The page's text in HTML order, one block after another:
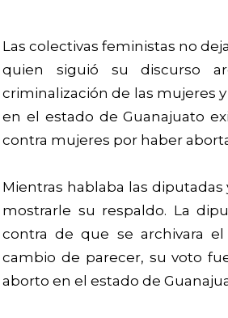
Las colectivas feministas no
quien siguió su discurso
criminalización de las mujeres
en el estado de Guanajuato
contra mujeres por haber
Mientras hablaba las diputadas
mostrarle su respaldo. La
contra de que se archivara
cambio de parecer, su voto
aborto en el estado de